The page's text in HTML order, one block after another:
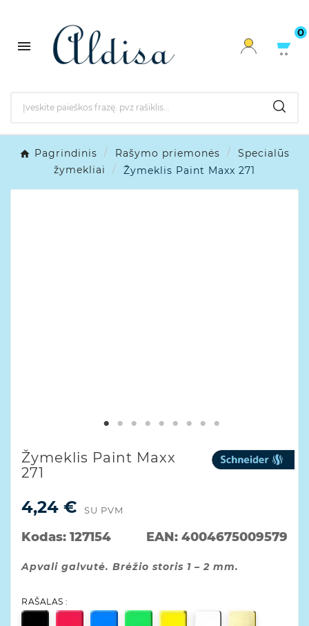

0
Pagrindinis Rašymo priemonės
Specialūs
žymekliai
Žymeklis Paint Maxx 271
Žymeklis Paint Maxx
271
4,24 € SU PVM
Kodas: 127154 EAN: 4004675009579
Apvali galvutė. Brėžio storis 1 – 2 mm.
RAŠALAS :